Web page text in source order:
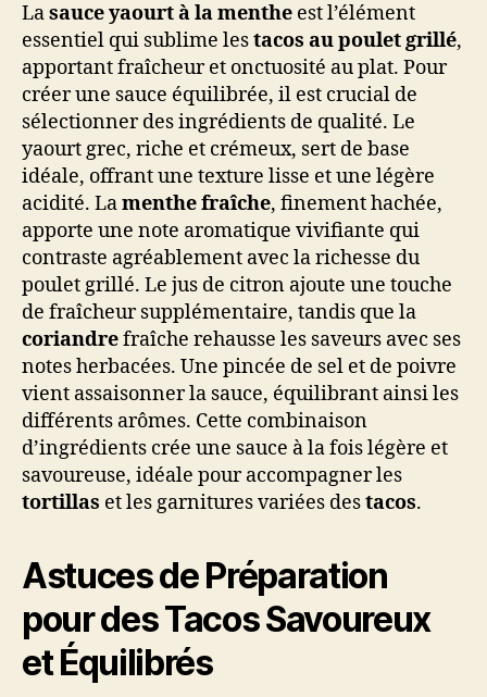
Lasauce yaourt à la menthe est l’élément
essentiel qui sublime lestacos au poulet grillé,
apportant fraîcheur et onctuosité au plat. Pour
créer une sauce équilibrée, il est crucial de
sélectionner des ingrédients de qualité. Le
yaourt grec, riche et crémeux, sert de base
idéale, offrant une texture lisse et une légère
acidité. Lamenthe fraîche, finement hachée,
apporte une note aromatique vivifiante qui
contraste agréablement avec la richesse du
poulet grillé. Le jus de citron ajoute une touche
de fraîcheur supplémentaire, tandis que la
coriandrefraîche rehausse les saveurs avec ses
notes herbacées. Une pincée de sel et de poivre
vient assaisonner la sauce, équilibrant ainsi les
différents arômes. Cette combinaison
d’ingrédients crée une sauce à la fois légère et
savoureuse, idéale pour accompagner les
tortillas et les garnitures variées destacos.
Astuces de Préparation
pour des Tacos Savoureux
et Équilibrés